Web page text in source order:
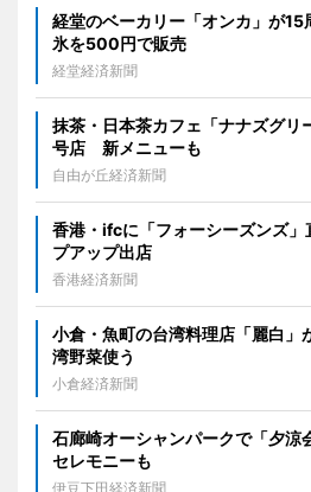
経堂のベーカリー「オンカ」が
氷を500円で販売
経堂経済新聞
抹茶・日本茶カフェ「ナナズグリ
号店 新メニューも
自由が丘経済新聞
香港・ifcに「フォーシーズンズ」
プアップ出店
香港経済新聞
小倉・魚町の台湾料理店「麗白
湾野菜使う
小倉経済新聞
石廊崎オーシャンパークで「夕
セレモニーも
伊豆下田経済新聞